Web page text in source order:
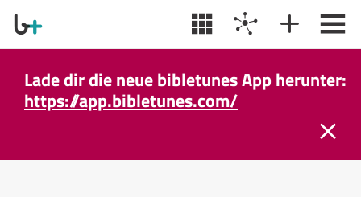
Lade dir die neue bibletunes App herunter:
https://app.bibletunes.com/